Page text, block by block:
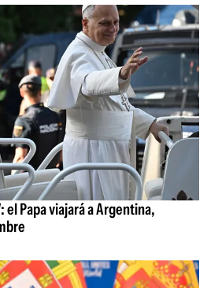
el Papa viajará a Argentina,